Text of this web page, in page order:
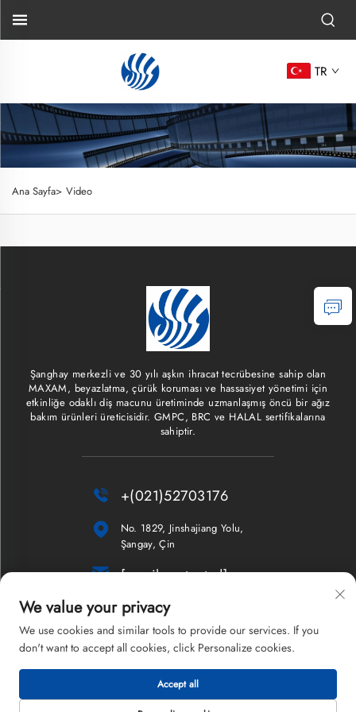
TR
Ana Sayfa> Video
Şanghay merkezli ve 30 yılı aşkın ihracat tecrübesine sahip olan
MAXAM, beyazlatma, çürük koruması ve hassasiyet yönetimi için
etkinliğe odaklı diş macunu üretiminde uzmanlaşmış öncü bir ağız
bakım ürünleri üreticisidir. GMPC, BRC ve HALAL sertifikalarına
sahiptir.
 +(021)52703176

No. 1829, Jinshajiang Yolu,
Şangay, Çin
 [email protected]
Bülten
Telif Hakkı © 2026 Shanghai Maxam Şirketi Limited. Tüm hakları saklıdır.
We value your privacy
We use cookies and similar tools to provide our services. If you
don't want to accept all cookies, click Personalize cookies.
Accept all